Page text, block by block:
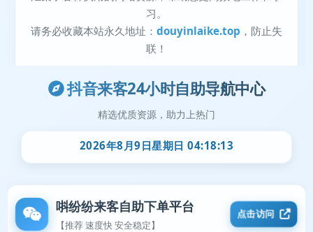
抖音来客24小时自助导航中心
精选优质资源，助力上热门
2026年8月9日星期日 04:18:13
唞纷纷来客自助下单平台
【推荐 速度快 安全稳定】
点击访问